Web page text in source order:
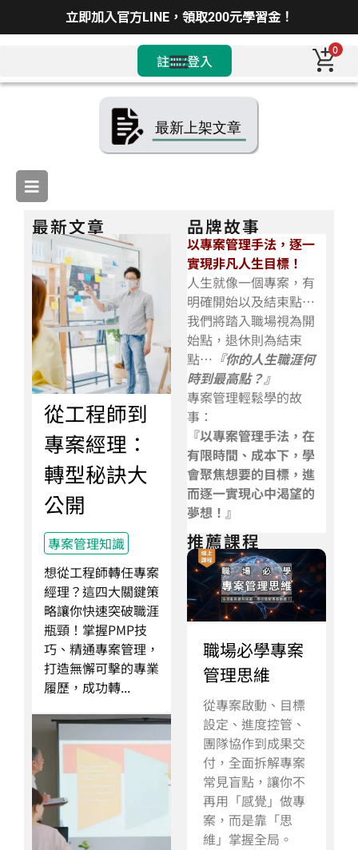
立即加入官方LINE，領取200元學習金！
註冊/登入
0
最新文章
從工程師到
專案經理：
轉型秘訣大
公開
專案管理知識
想從工程師轉任專案
經理？這四大關鍵策
略讓你快速突破職涯
瓶頸！掌握PMP技
巧、精通專案管理，
打造無懈可擊的專業
履歷，成功轉...
品牌故事
以專案管理手法，逐一
實現非凡人生目標！
人生就像一個專案，有
明確開始以及結束點…
我們將踏入職場視為開
始點，退休則為結束
點… 『你的人生職涯何
時到最高點？』
專案管理輕鬆學的故
事：
『以專案管理手法，在
有限時間、成本下，學
會聚焦想要的目標，進
而逐一實現心中渴望的
夢想！』
推薦課程
職場必學專案
管理思維
從專案啟動、目標
設定、進度控管、
團隊協作到成果交
付，全面拆解專案
常見盲點，讓你不
再用「感覺」做專
案，而是靠「思
維」掌握全局。